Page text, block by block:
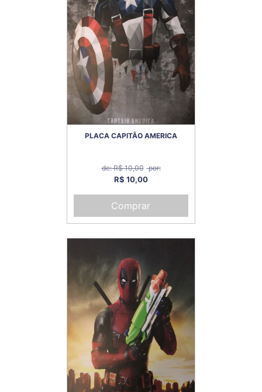
PLACA CAPITÃO AMERICA
de: R$ 10,00 por:
R$ 10,00
Comprar